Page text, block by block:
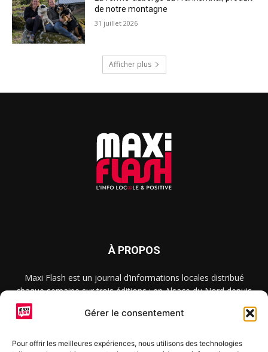
Gérer le consentement
Pour offrir les meilleures expériences, nous utilisons des technologies
de notre montagne
31 juillet 2026
Afficher plus
À PROPOS
Maxi Flash est un journal d’informations locales distribué
chaque semaine sur trois éditions : en Alsace du Nord depuis
2015, dans les secteurs d’Obernai-Molsheim-Erstein depuis
2022, et à Colmar, Vignoble et Plaine depuis 2023.